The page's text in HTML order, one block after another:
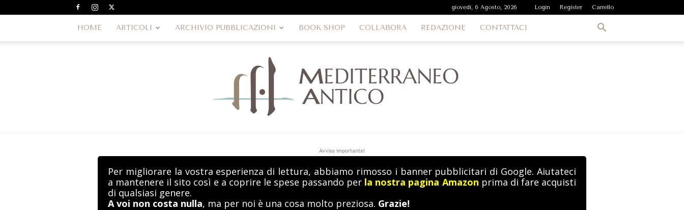
giovedì, 6 Agosto, 2026 Login Register Carrello
HOME ARTICOLI ARCHIVIO PUBBLICAZIONI BOOK SHOP COLLABORA REDAZIONE CONTATTACI
MediterraneoAntico
Avviso importante!
Per migliorare la vostra esperienza di lettura, abbiamo rimosso i banner pubblicitari di Google. Aiutateci
a mantenere il sito così e a coprire le spese passando per la nostra pagina Amazon prima di fare acquisti
di qualsiasi genere.
A voi non costa nulla, ma per noi è una cosa molto preziosa. Grazie!